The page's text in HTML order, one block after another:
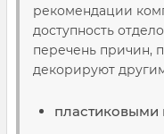
рекомендации
доступность
перечень причин,
декорируют
пластиковыми